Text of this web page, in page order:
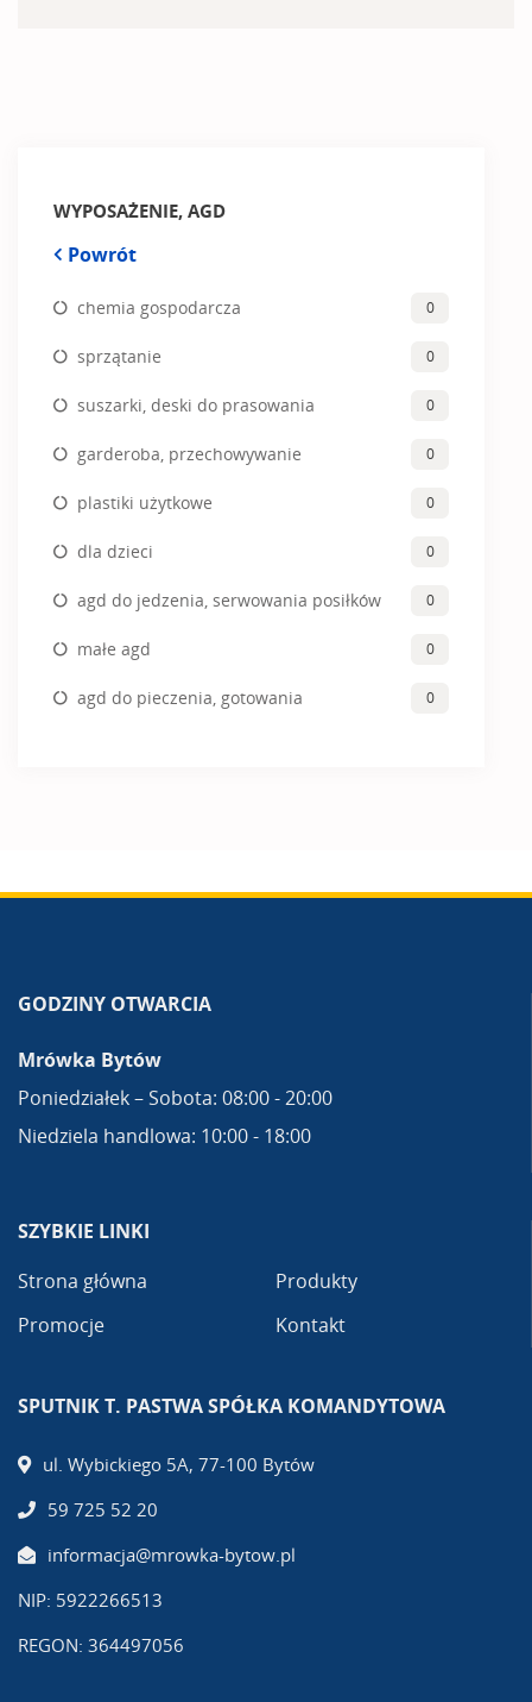
WYPOSAŻENIE, AGD
Powrót
chemia gospodarcza 0
sprzątanie 0
suszarki, deski do prasowania 0
garderoba, przechowywanie 0
plastiki użytkowe 0
dla dzieci 0
agd do jedzenia, serwowania posiłków 0
małe agd 0
agd do pieczenia, gotowania 0
GODZINY OTWARCIA
Mrówka Bytów
Poniedziałek – Sobota: 08:00 - 20:00
Niedziela handlowa: 10:00 - 18:00
SZYBKIE LINKI
Strona główna
Promocje
Produkty
Kontakt
SPUTNIK T. PASTWA SPÓŁKA KOMANDYTOWA
ul. Wybickiego 5A, 77-100 Bytów
59 725 52 20
informacja@mrowka-bytow.pl
NIP: 5922266513
REGON: 364497056